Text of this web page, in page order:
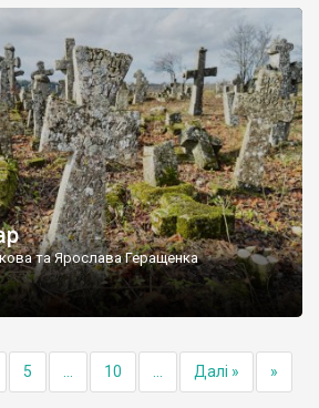
19 століття, є такі, де епітафії стер […]
та Ярослава Геращенка
5 10 Далі » »